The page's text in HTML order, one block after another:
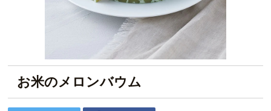
お米のメロンバウム